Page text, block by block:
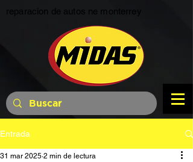
reparacion de autos ne monterrey
Entrada
31 mar 2025 2 min de lectura